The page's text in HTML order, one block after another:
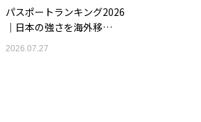
パスポートランキング2026
｜日本の強さを海外移…
2026.07.27